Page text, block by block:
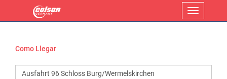
Menu
Como Llegar